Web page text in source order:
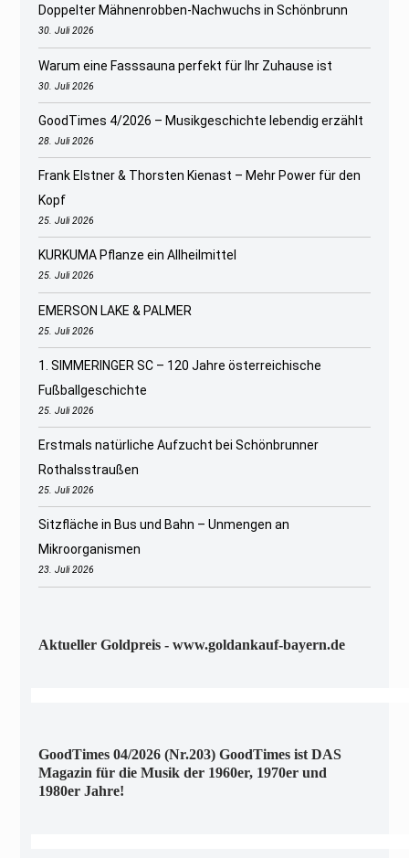
Doppelter Mähnenrobben-Nachwuchs in Schönbrunn
30. Juli 2026
Warum eine Fasssauna perfekt für Ihr Zuhause ist
30. Juli 2026
GoodTimes 4/2026 – Musikgeschichte lebendig erzählt
28. Juli 2026
Frank Elstner & Thorsten Kienast – Mehr Power für den
Kopf
25. Juli 2026
KURKUMA Pflanze ein Allheilmittel
25. Juli 2026
EMERSON LAKE & PALMER
25. Juli 2026
1. SIMMERINGER SC – 120 Jahre österreichische
Fußballgeschichte
25. Juli 2026
Erstmals natürliche Aufzucht bei Schönbrunner
Rothalsstraußen
25. Juli 2026
Sitzfläche in Bus und Bahn – Unmengen an
Mikroorganismen
23. Juli 2026
Aktueller Goldpreis - www.goldankauf-bayern.de
GoodTimes 04/2026 (Nr.203) GoodTimes ist DAS
Magazin für die Musik der 1960er, 1970er und
1980er Jahre!